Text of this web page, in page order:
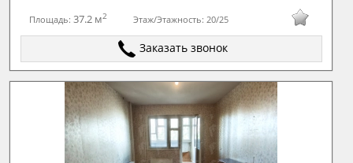
Площадь:37.2 м2 Этаж/Этажность: 20/25
Заказать звонок